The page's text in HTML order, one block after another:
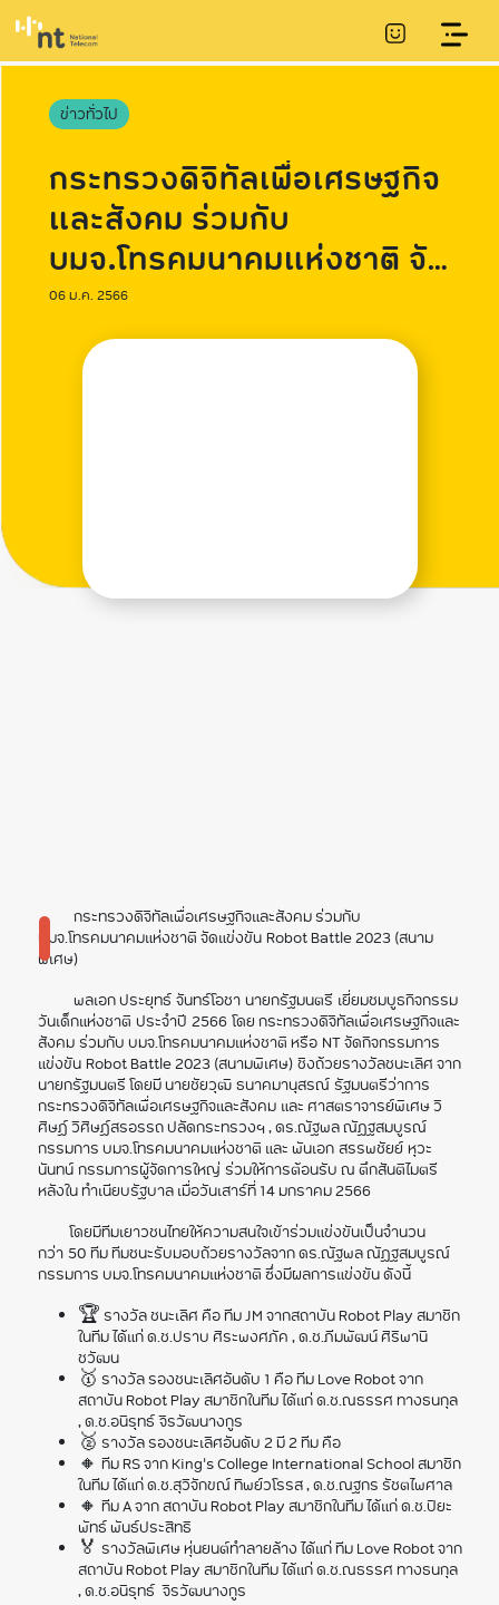
ข่าวทั่วไป
กระทรวงดิจิทัลเพื่อเศรษฐกิจ
และสังคม ร่วมกับ
บมจ.โทรคมนาคมแห่งชาติ จัด
แข่งขัน Robot Battle 2023
(สนามพิเศษ) ชิงถ้วยรางวัล
ชนะเลิศจากนายกรัฐมนตรี ใน
06 ม.ค. 2566
กระทรวงดิจิทัลเพื่อเศรษฐกิจและสังคม ร่วมกับ
บมจ.โทรคมนาคมแห่งชาติ จัดแข่งขัน Robot Battle 2023 (สนาม
พิเศษ)
พลเอก ประยุทธ์ จันทร์โอชา นายกรัฐมนตรี เยี่ยมชมบูธกิจกรรม
วันเด็กแห่งชาติ ประจำปี 2566 โดย กระทรวงดิจิทัลเพื่อเศรษฐกิจและ
สังคม ร่วมกับ บมจ.โทรคมนาคมแห่งชาติ หรือ NT จัดกิจกรรมการ
แข่งขัน Robot Battle 2023 (สนามพิเศษ) ชิงถ้วยรางวัลชนะเลิศ จาก
นายกรัฐมนตรี โดยมี นายชัยวุฒิ ธนาคมานุสรณ์ รัฐมนตรีว่าการ
กระทรวงดิจิทัลเพื่อเศรษฐกิจและสังคม และ ศาสตราจารย์พิเศษ วิ
ศิษฏ์ วิศิษฏ์สรอรรถ ปลัดกระทรวงฯ , ดร.ณัฐพล ณัฏฐสมบูรณ์
กรรมการ บมจ.โทรคมนาคมแห่งชาติ และ พันเอก สรรพชัยย์ หุวะ
นันทน์ กรรมการผู้จัดการใหญ่ ร่วมให้การต้อนรับ ณ ตึกสันติไมตรี
หลังใน ทำเนียบรัฐบาล เมื่อวันเสาร์ที่ 14 มกราคม 2566
โดยมีทีมเยาวชนไทยให้ความสนใจเข้าร่วมแข่งขันเป็นจำนวน
กว่า 50 ทีม ทีมชนะรับมอบถ้วยรางวัลจาก ดร.ณัฐพล ณัฏฐสมบูรณ์
กรรมการ บมจ.โทรคมนาคมแห่งชาติ ซึ่งมีผลการแข่งขัน ดังนี้
🏆 รางวัล ชนะเลิศ คือ ทีม JM จากสถาบัน Robot Play สมาชิก
ในทีม ได้แก่ ด.ช.ปราบ ศิระพงศภัค , ด.ช.ภีมพัฒน์ ศิริพานิ
ชวัฒน
🥇 รางวัล รองชนะเลิศอันดับ 1 คือ ทีม Love Robot จาก
สถาบัน Robot Play สมาชิกในทีม ได้แก่ ด.ช.ณธรรศ ทางธนกุล
, ด.ช.อนิรุทธ์ จิรวัฒนางกูร
🥈 รางวัล รองชนะเลิศอันดับ 2 มี 2 ทีม คือ
🔸 ทีม RS จาก King's College International School สมาชิก
ในทีม ได้แก่ ด.ช.สุวิจักขณ์ ทิพย์วโรรส , ด.ช.ณฐกร รัชตไพศาล
🔸 ทีม A จาก สถาบัน Robot Play สมาชิกในทีม ได้แก่ ด.ช.ปิยะ
พัทธ์ พันธ์ประสิทธิ
🏅 รางวัลพิเศษ หุ่นยนต์ทำลายล้าง ได้แก่ ทีม Love Robot จาก
สถาบัน Robot Play สมาชิกในทีม ได้แก่ ด.ช.ณธรรศ ทางธนกุล
, ด.ช.อนิรุทธ์ จิรวัฒนางกูร